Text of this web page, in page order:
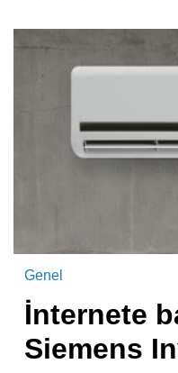
Genel
İnternete
Siemens